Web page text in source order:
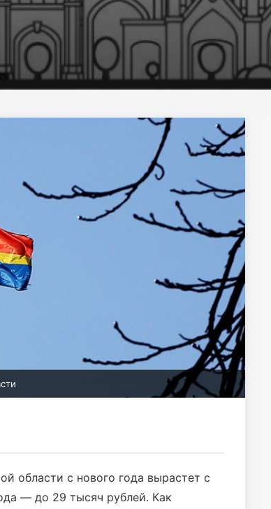
области с нового года вырастет с
— до 29 тысяч рублей. Как